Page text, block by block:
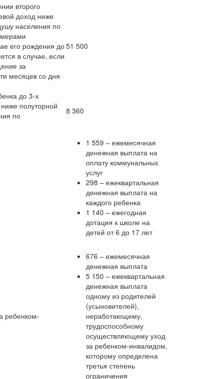
второго
доход ниже
населения по
мерами
его рождения до
в случае, если
за
месяцев со дня
51 500
до 3-х
полуторной
по
8 360
1 559 – ежемесячная
денежная выплата на
оплату коммунальных
услуг
298 – ежеквартальная
денежная выплата на
каждого ре­бенка
1 140 – ежегодная
дотация к школе на
детей от 6 до 17 лет
ребенком-
676 – ежемесячная
денежная выплата
5 150 – ежеквартальная
денежная выплата
одному из родителей
(усыновителей),
неработающему,
трудоспособному
осуществляющему уход
за ребенком-инвалидом,
которому определена
третья степень
ограничения